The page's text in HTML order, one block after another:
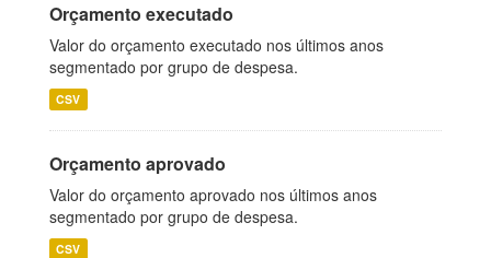
Orçamento executado
Valor do orçamento executado nos últimos anos
segmentado por grupo de despesa.
CSV
Orçamento aprovado
Valor do orçamento aprovado nos últimos anos
segmentado por grupo de despesa.
CSV